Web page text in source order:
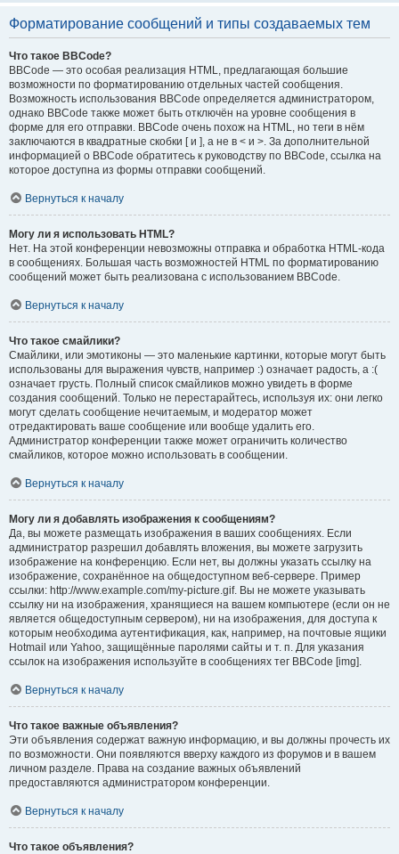
Форматирование сообщений и типы создаваемых тем
Что такое BBCode?
BBCode — это особая реализация HTML, предлагающая большие
возможности по форматированию отдельных частей сообщения.
Возможность использования BBCode определяется администратором,
однако BBCode также может быть отключён на уровне сообщения в
форме для его отправки. BBCode очень похож на HTML, но теги в нём
заключаются в квадратные скобки [ и ], а не в < и >. За дополнительной
информацией о BBCode обратитесь к руководству по BBCode, ссылка на
которое доступна из формы отправки сообщений.
Вернуться к началу
Могу ли я использовать HTML?
Нет. На этой конференции невозможны отправка и обработка HTML-кода
в сообщениях. Большая часть возможностей HTML по форматированию
сообщений может быть реализована с использованием BBCode.
Вернуться к началу
Что такое смайлики?
Смайлики, или эмотиконы — это маленькие картинки, которые могут быть
использованы для выражения чувств, например :) означает радость, а :(
означает грусть. Полный список смайликов можно увидеть в форме
создания сообщений. Только не перестарайтесь, используя их: они легко
могут сделать сообщение нечитаемым, и модератор может
отредактировать ваше сообщение или вообще удалить его.
Администратор конференции также может ограничить количество
смайликов, которое можно использовать в сообщении.
Вернуться к началу
Могу ли я добавлять изображения к сообщениям?
Да, вы можете размещать изображения в ваших сообщениях. Если
администратор разрешил добавлять вложения, вы можете загрузить
изображение на конференцию. Если нет, вы должны указать ссылку на
изображение, сохранённое на общедоступном веб-сервере. Пример
ссылки: http://www.example.com/my-picture.gif. Вы не можете указывать
ссылку ни на изображения, хранящиеся на вашем компьютере (если он не
является общедоступным сервером), ни на изображения, для доступа к
которым необходима аутентификация, как, например, на почтовые ящики
Hotmail или Yahoo, защищённые паролями сайты и т. п. Для указания
ссылок на изображения используйте в сообщениях тег BBCode [img].
Вернуться к началу
Что такое важные объявления?
Эти объявления содержат важную информацию, и вы должны прочесть их
по возможности. Они появляются вверху каждого из форумов и в вашем
личном разделе. Права на создание важных объявлений
предоставляются администратором конференции.
Вернуться к началу
Что такое объявления?